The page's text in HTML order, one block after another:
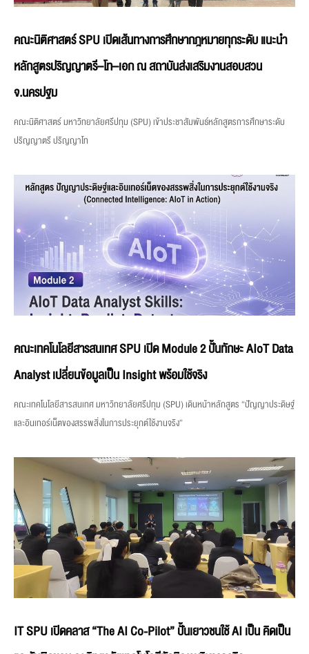
คณะนิติศาสตร์ SPU เปิดเส้นทางการศึกษากฎหมายทุกระดับ แนะนำ
หลักสูตรปริญญาตรี–โท–เอก ณ สถาบันส่งเสริมงานสอบสวน
จ.นครปฐม
คณะนิติศาสตร์ มหาวิทยาลัยศรีปทุม (SPU) เข้าประชาสัมพันธ์หลักสูตรการศึกษาระดับ
ปริญญาตรี ปริญญาโท
คณะเทคโนโลยีสารสนเทศ SPU เปิด Module 2 ปั้นทักษะ AIoT Data
Analyst เปลี่ยนข้อมูลเป็น Insight พร้อมใช้จริง
คณะเทคโนโลยีสารสนเทศ มหาวิทยาลัยศรีปทุม (SPU) เดินหน้าหลักสูตร “ปัญญาประดิษฐ์
และอินเทอร์เน็ตของสรรพสิ่งในการประยุกต์ใช้งานจริง”
IT SPU เปิดคลาส “The AI Co-Pilot” ปั้นเยาวชนใช้ AI เป็น คิดเป็น